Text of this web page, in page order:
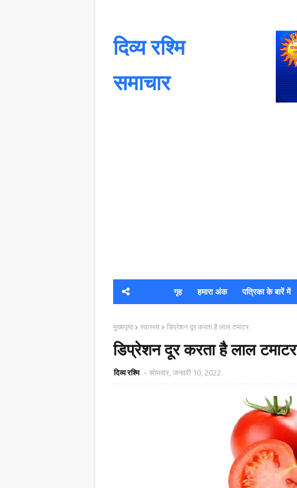
दिव्य रश्मि
समाचार
गृह हमारा अंक पत्रिका के बारें में
मुख्यपृष्ठ स्वास्थ्य डिप्रेशन दूर करता है लाल टमाटर
डिप्रेशन दूर करता है लाल टमाटर
दिव्य रश्मि सोमवार, जनवरी 10, 2022